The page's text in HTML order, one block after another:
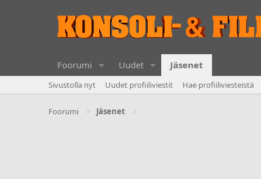
Foorumi Uudet Jäsenet
Sivustolla nyt Uudet profiiliviestit Hae profiiliviesteistä
Foorumi Jäsenet